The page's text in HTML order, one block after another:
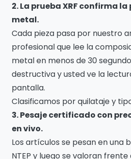
2. La prueba XRF confirma
metal.
Cada pieza pasa por nuestro
profesional que lee la
metal en menos de 30
destructiva y usted ve la
pantalla.
Clasificamos por quilataje y
3. Pesaje certificado con
en vivo.
Los artículos se pesan en una
NTEP y luego se valoran